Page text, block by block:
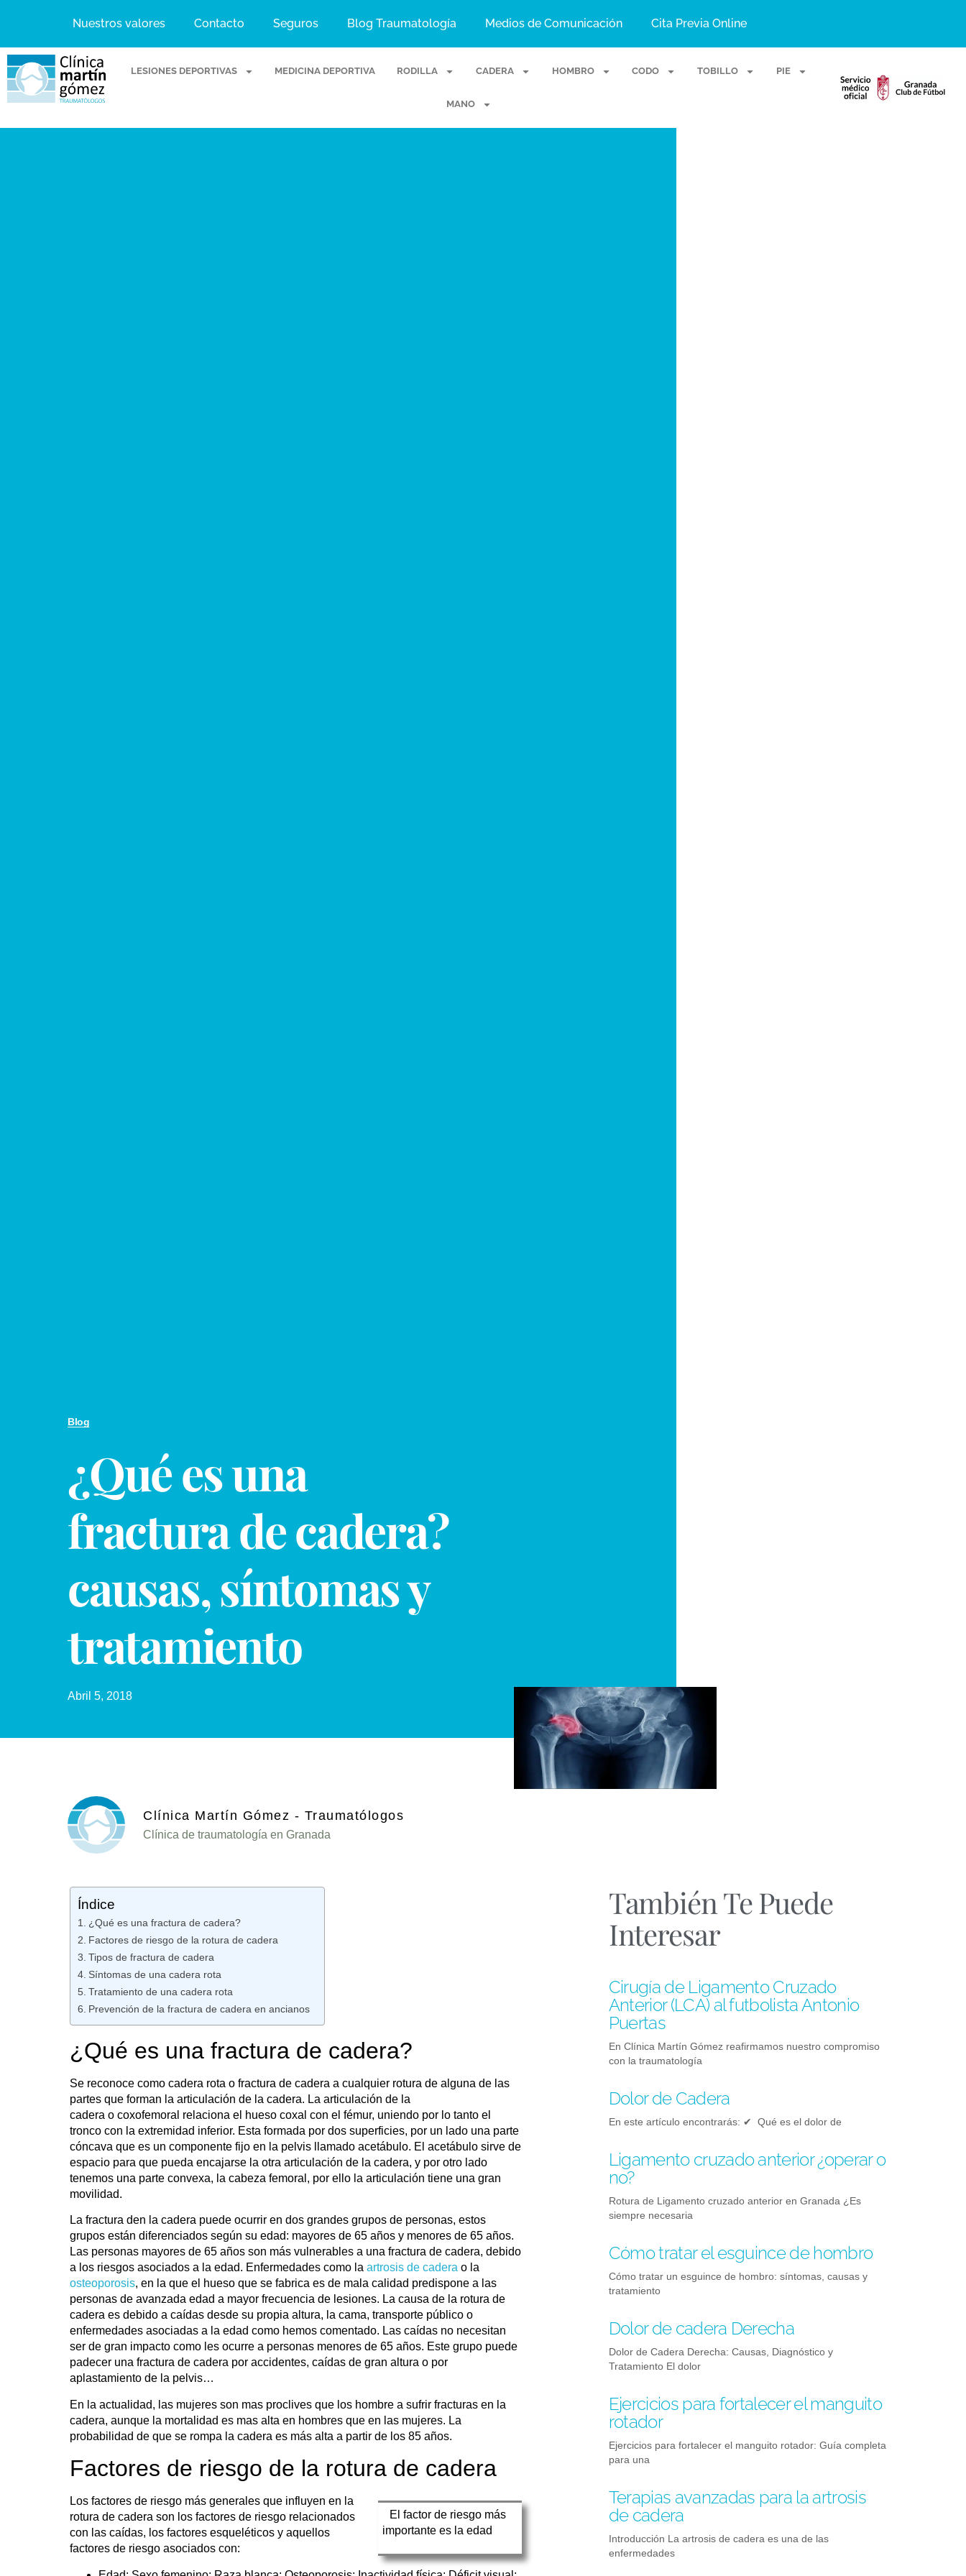
Nuestros valores Contacto Seguros Blog Traumatología Medios de Comunicación Cita Previa Online
LESIONES DEPORTIVAS MEDICINA DEPORTIVA RODILLA CADERA HOMBRO CODO TOBILLO PIE
MANO
Blog
¿Qué es una
fractura de cadera?
causas, síntomas y
tratamiento
Abril 5, 2018
Clínica Martín Gómez - Traumatólogos
Clínica de traumatología en Granada
Índice
¿Qué es una fractura de cadera?
Factores de riesgo de la rotura de cadera
Tipos de fractura de cadera
Síntomas de una cadera rota
Tratamiento de una cadera rota
Prevención de la fractura de cadera en ancianos
¿Qué es una fractura de cadera?
Se reconoce como cadera rota o fractura de cadera a cualquierrotura de alguna de las
partes que forman la articulación de la cadera. La articulación de la
cadera o coxofemoral relaciona el hueso coxal con el fémur, uniendo por lo tanto el
tronco con la extremidad inferior. Esta formada por dos superficies, por un lado una parte
cóncava que es un componente fijo en la pelvis llamado acetábulo. El acetábulo sirve de
espacio para que pueda encajarse la otra articulación de la cadera, y por otro lado
tenemos una parte convexa, la cabeza femoral, por ello la articulación tiene una gran
movilidad.
La fractura den la cadera puede ocurrir en dos grandes grupos de personas, estos
grupos están diferenciados según su edad: mayores de 65 años y menores de 65 años.
Las personas mayores de 65 años son más vulnerablesa una fractura de cadera, debido
a los riesgos asociados a la edad. Enfermedades como la artrosis de cadera o la
osteoporosis, en la que el hueso que se fabrica es de mala calidad predispone a las
personas de avanzada edad a mayor frecuencia de lesiones. La causa de la rotura de
cadera es debido a caídas desde su propia altura, la cama, transporte público o
enfermedades asociadas a la edad como hemos comentado. Las caídas no necesitan
ser de gran impacto como les ocurre a personas menores de 65 años. Este grupo puede
padecer una fractura de cadera por accidentes, caídas de gran altura o por
aplastamiento de la pelvis…
En la actualidad, las mujeres son mas proclivesque los hombre a sufrir fracturas en la
cadera, aunque la mortalidad es mas alta en hombres que en las mujeres. La
probabilidad de que se rompa la cadera es más alta a partir de los 85 años.
Factores de riesgo de la rotura de cadera
El factor de riesgo más
importante es la edad
Los factores de riesgo más generales que influyen en la
rotura de cadera son los factores de riesgo relacionados
con las caídas, los factores esqueléticos y aquellos
factores de riesgo asociados con:
También Te Puede
Interesar
Cirugía de Ligamento Cruzado
Anterior (LCA) al futbolista Antonio
Puertas
En Clínica Martín Gómez reafirmamos nuestro compromiso
con la traumatología
Dolor de Cadera
En este artículo encontrarás: ✔ Qué es el dolor de
Ligamento cruzado anterior ¿operar o
no?
Rotura de Ligamento cruzado anterior en Granada ¿Es
siempre necesaria
Cómo tratar el esguince de hombro
Cómo tratar un esguince de hombro: síntomas, causas y
tratamiento
Dolor de cadera Derecha
Dolor de Cadera Derecha: Causas, Diagnóstico y
Tratamiento El dolor
Ejercicios para fortalecer el manguito
rotador
Ejercicios para fortalecer el manguito rotador: Guía completa
para una
Terapias avanzadas para la artrosis
de cadera
Introducción La artrosis de cadera es una de las
enfermedades